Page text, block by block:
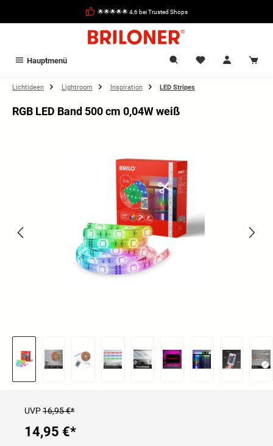
🌟🌟🌟🌟🌟 4,6 bei Trusted Shops
Hauptmenü
Lichtideen Lightroom Inspiration LED Stripes
RGB LED Band 500 cm 0,04W weiß
UVP16,95 €*
14,95 €*